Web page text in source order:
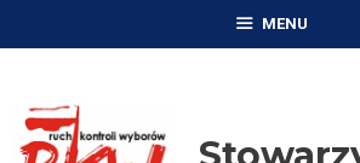
MENU